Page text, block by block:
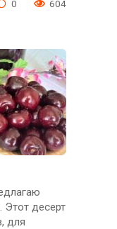
0 604
Этот десерт
для